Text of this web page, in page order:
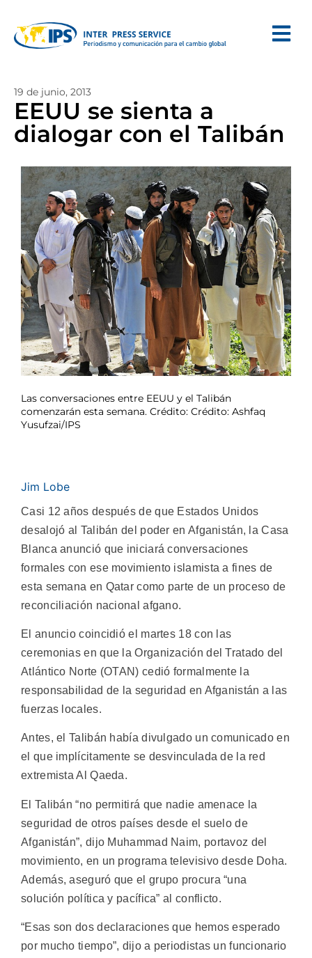
19 de junio, 2013
EEUU se sienta a
dialogar con el Talibán
Las conversaciones entre EEUU y el Talibán
comenzarán esta semana. Crédito: Crédito: Ashfaq
Yusufzai/IPS
Jim Lobe
Casi 12 años después de que Estados Unidos
desalojó al Talibán del poder en Afganistán, la Casa
Blanca anunció que iniciará conversaciones
formales con ese movimiento islamista a fines de
esta semana en Qatar como parte de un proceso de
reconciliación nacional afgano.
El anuncio coincidió el martes 18 con las
ceremonias en que la Organización del Tratado del
Atlántico Norte (OTAN) cedió formalmente la
responsabilidad de la seguridad en Afganistán a las
fuerzas locales.
Antes, el Talibán había divulgado un comunicado en
el que implícitamente se desvinculada de la red
extremista Al Qaeda.
El Talibán “no permitirá que nadie amenace la
seguridad de otros países desde el suelo de
Afganistán”, dijo Muhammad Naim, portavoz del
movimiento, en un programa televisivo desde Doha.
Además, aseguró que el grupo procura “una
solución política y pacífica” al conflicto.
“Esas son dos declaraciones que hemos esperado
por mucho tiempo”, dijo a periodistas un funcionario